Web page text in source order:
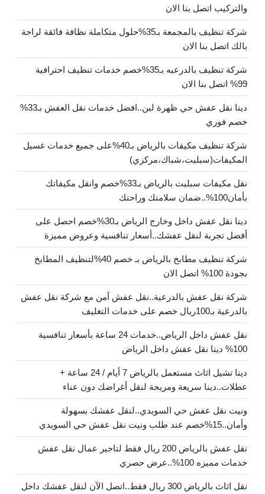
والتركيب اتصل بنا الان
شركة تنظيف بالمجمعة بـ35%حلول متكاملة نظافة فائقة لراحة
بالك اتصل بنا الان
شركة تنظيف بالدرعيه بـ35%خصم خدمات تنظيف احترافية
99% اتصل بنا الان
دينا نقل عفش حي ظهرة لبن..افضل خدمات نقل العفش بـ33%
خصم فوري
شركة تنظيف مكيفات بالرياض بـ40%على جميع خدمات غسيل
المكيفات(سبليت،شباك،مركزي)
نقل مكيفات سبليت بالرياض بـ33%خصم وانقل مكيفاتك
بأمان100%..ضمان سلامتك وراحتك
دينا نقل عفش داخل وخارج الرياض بـ30%خصم احصل على
أفضل تجربة لنقل عفشك..أسعار تنافسية وعروض مميزة
شركة تنظيف مطابخ بالرياض بـ خصم 40%لتنظيف المطابخ
بجودة 100% اتصل الان
شركة نقل عفش بالدرعية..نقل عفش آمن مع شركة نقل عفش
بالدرعية بـ100ريال خصم على خدمات التغليف
نقل عفش داخل الرياض..خدمات 24 ساعة بأسعار تنافسية
100% دينا نقل عفش داخل الرياض
دينا تشيل اثاث مستعمل بالرياض 7 أيام / 24 ساعة +
عطلات..دينا سريعة ومريحة لنقل أغراضك دون عناء
ونيت نقل عفش حي السويدي..لنقل عفشك بسهولة
وأمان..15%خصم عند طلب ونيت نقل عفش حي السويدي
نقل عفش بالرياض 200 ريال فقط لتاجير عمال نقل عفش
خدمات مميزه 100%..عرض حصري
نقل اثاث بالرياض 300 ريال فقط..اتصل الآن لنقل عفشك داخل